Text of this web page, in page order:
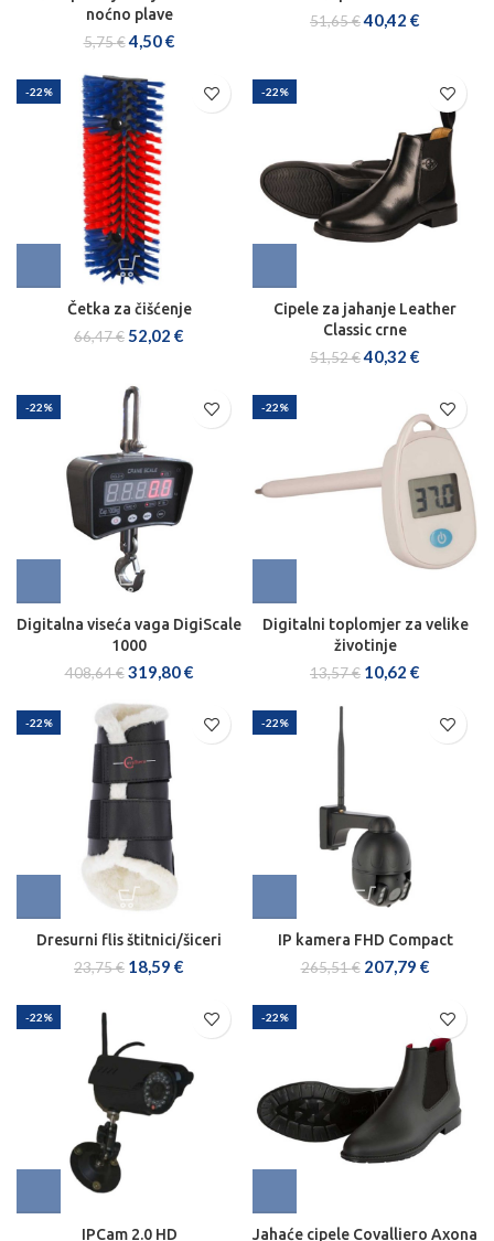
noćno plave
5,75€4,50€
51,65€40,42 €
-22%
Četka za čišćenje
66,47€52,02 €
-22%
Cipele za jahanje Leather
Classic crne
51,52€40,32 €
-22%
Digitalna viseća vaga DigiScale
1000
408,64€ 319,80€
-22%
Digitalni toplomjer za velike
životinje
13,57€ 10,62 €
-22%
Dresurni flis štitnici/šiceri
23,75€ 18,59 €
-22%
IP kamera FHD Compact
265,51€ 207,79 €
-22%
IPCam 2.0 HD
-22%
Jahaće cipele Covalliero Axona